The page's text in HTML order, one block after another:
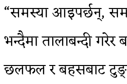
“समस्या आइपर्छन्,
भन्दैमा तालाबन्दी गरेर
छलफल र बहसबाट